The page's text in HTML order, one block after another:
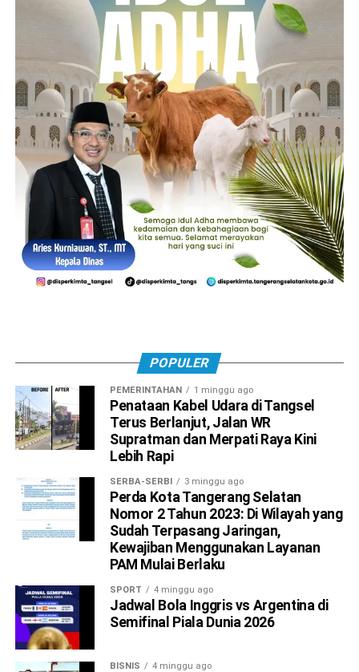
POPULER
PEMERINTAHAN 1 minggu ago
Penataan Kabel Udara di Tangsel
Terus Berlanjut, Jalan WR
Supratman dan Merpati Raya Kini
Lebih Rapi
SERBA-SERBI 3 minggu ago
Perda Kota Tangerang Selatan
Nomor 2 Tahun 2023: Di Wilayah yang
Sudah Terpasang Jaringan,
Kewajiban Menggunakan Layanan
PAM Mulai Berlaku
SPORT 4 minggu ago
Jadwal Bola Inggris vs Argentina di
Semifinal Piala Dunia 2026
BISNIS 4 minggu ago